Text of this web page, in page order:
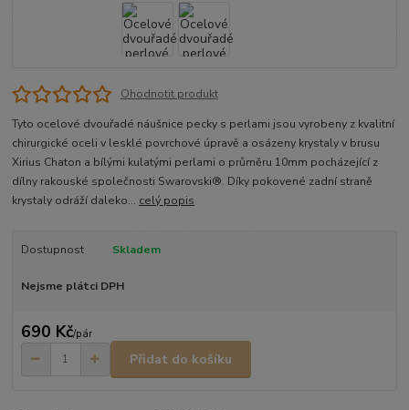
Ohodnotit produkt
Tyto ocelové dvouřadé náušnice pecky s perlami jsou vyrobeny z kvalitní
chirurgické oceli v lesklé povrchové úpravě a osázeny krystaly v brusu
Xirius Chaton a bílými kulatými perlami o průměru 10mm pocházející z
dílny rakouské společnosti Swarovski®. Díky pokovené zadní straně
krystaly odráží daleko... celý popis
Dostupnost Skladem
Nejsme plátci DPH
690 Kč/pár
Přidat do košíku